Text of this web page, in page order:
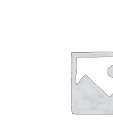
Hyundai
Isuzu